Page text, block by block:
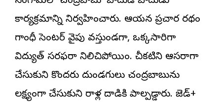
కార్యక్రమాన్ని నిర్వహించారు. ఆయన ప్రచార రథం
గాంధీ సెంటర్ వైపు వస్తుండగా, ఒక్కసారిగా
విద్యుత్ సరఫరా నిలిచిపోయింది. చీకటిని ఆసరాగా
చేసుకుని కొందరు దుండగులు చంద్రబాబును
లక్ష్యంగా చేసుకుని రాళ్ల దాడికి పాల్పడ్డారు. జెడ్+